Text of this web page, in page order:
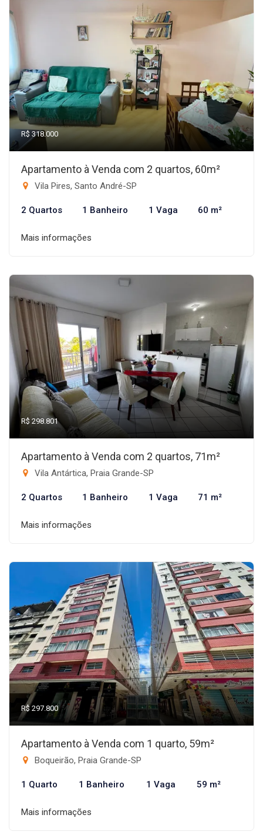
R$ 318.000
Apartamento à Venda com 2 quartos, 60m²
Vila Pires, Santo André-SP
2 Quartos 1 Banheiro 1 Vaga 60 m²
Mais informações
R$ 298.801
Apartamento à Venda com 2 quartos, 71m²
Vila Antártica, Praia Grande-SP
2 Quartos 1 Banheiro 1 Vaga 71 m²
Mais informações
R$ 297.800
Apartamento à Venda com 1 quarto, 59m²
Boqueirão, Praia Grande-SP
1 Quarto 1 Banheiro 1 Vaga 59 m²
Mais informações